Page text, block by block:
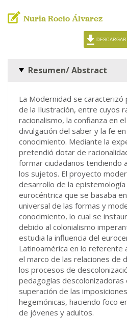
Nuria Rocío Álvarez
DESCARGAR
Resumen/ Abstract
La Modernidad se
de la Ilustración, entre cuyos
racionalismo, la confianza en
divulgación del saber y la fe
conocimiento. Mediante la
pretendió dotar de
formar ciudadanos tendiendo
los sujetos. El proyecto
desarrollo de la epistemología
eurocéntrica que se basaba
universal de las formas y
conocimiento, lo cual se
debido al colonialismo
estudia la influencia del
Latinoamérica en lo referente
el marco de las relaciones de
los procesos de
pedagogías descolonizadoras
superación de las
hegemónicas, haciendo foco
de jóvenes y adultos.